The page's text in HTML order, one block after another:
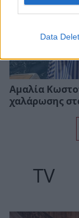
Data
Αμαλία
χαλάρωσης
TV